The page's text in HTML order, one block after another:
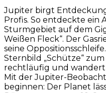
Jupiter birgt
Profis. So entdeckte ein
Sturmgebiet auf dem
Weißen Fleck“. Der
seine
Sternbild „Schütze“
rechtläufig und wandert
Mit der Jupiter-
beginnen: Der Planet